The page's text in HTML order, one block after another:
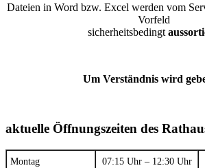
Dateien in Word bzw. Excel werden vom
Vorfeld
sicherheitsbedingt
Um Verständnis wird
aktuelle Öffnungszeiten des
Montag 07:15 Uhr – 12:30 Uhr